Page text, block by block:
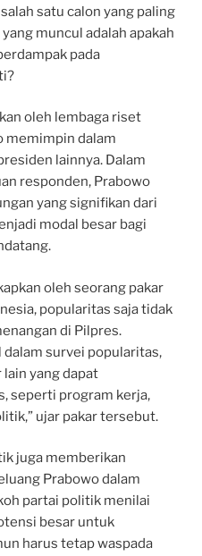
satu calon yang paling
muncul adalah apakah
pada
oleh lembaga riset
memimpin dalam
lainnya. Dalam
responden, Prabowo
yang signifikan dari
modal besar bagi
oleh seorang pakar
popularitas saja tidak
di Pilpres.
survei popularitas,
yang dapat
seperti program kerja,
ujar pakar tersebut.
juga memberikan
Prabowo dalam
partai politik menilai
besar untuk
harus tetap waspada